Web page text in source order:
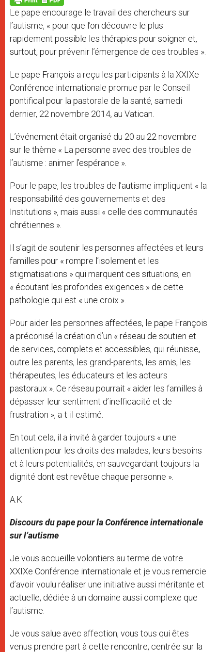
p e
r
k
Le pape encourage le travail des chercheurs sur
l’autisme, « pour que l’on découvre le plus
rapidement possible les thérapies pour soigner et,
surtout, pour prévenir l’émergence de ces troubles ».
Le pape François a reçu les participants à la XXIXe
Conférence internationale promue par le Conseil
pontifical pour la pastorale de la santé, samedi
dernier, 22 novembre 2014, au Vatican.
L’événement était organisé du 20 au 22 novembre
sur le thème « La personne avec des troubles de
l’autisme : animer l’espérance ».
Pour le pape, les troubles de l’autisme impliquent « la
responsabilité des gouvernements et des
Institutions », mais aussi « celle des communautés
chrétiennes ».
Il s’agit de soutenir les personnes affectées et leurs
familles pour « rompre l’isolement et les
stigmatisations » qui marquent ces situations, en
« écoutant les profondes exigences » de cette
pathologie qui est « une croix ».
Pour aider les personnes affectées, le pape François
a préconisé la création d’un « réseau de soutien et
de services, complets et accessibles, qui réunisse,
outre les parents, les grand-parents, les amis, les
thérapeutes, les éducateurs et les acteurs
pastoraux ». Ce réseau pourrait « aider les familles à
dépasser leur sentiment d’inefficacité et de
frustration », a-t-il estimé.
En tout cela, il a invité à garder toujours « une
attention pour les droits des malades, leurs besoins
et à leurs potentialités, en sauvegardant toujours la
dignité dont est revêtue chaque personne ».
A.K.
Discours du pape pour la Conférence internationale
sur l’autisme
Je vous accueille volontiers au terme de votre
XXIXe Conférence internationale et je vous remercie
d’avoir voulu réaliser une initiative aussi méritante et
actuelle, dédiée à un domaine aussi complexe que
l’autisme.
Je vous salue avec affection, vous tous qui êtes
venus prendre part à cette rencontre, centrée sur la